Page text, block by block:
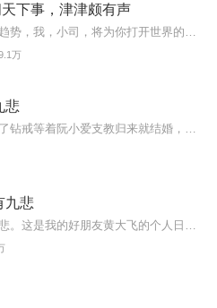
下事，津津颇有声
万
悲
九悲